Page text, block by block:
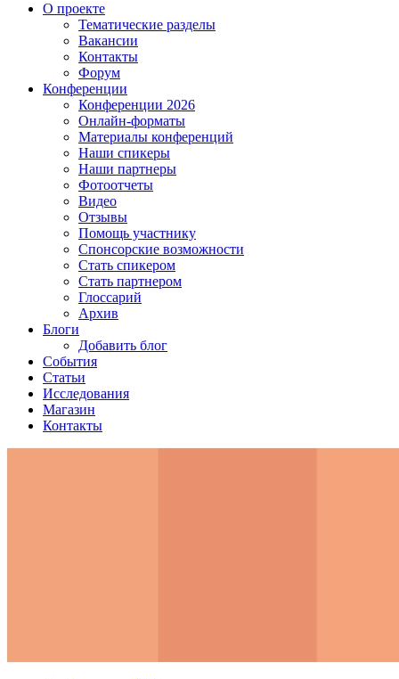
О проекте
Тематические разделы
Вакансии
Контакты
Форум
Конференции
Конференции 2026
Онлайн-форматы
Материалы конференций
Наши спикеры
Наши партнеры
Фотоотчеты
Видео
Отзывы
Помощь участнику
Спонсорские возможности
Стать спикером
Стать партнером
Глоссарий
Архив
Блоги
Добавить блог
События
Статьи
Исследования
Магазин
Контакты